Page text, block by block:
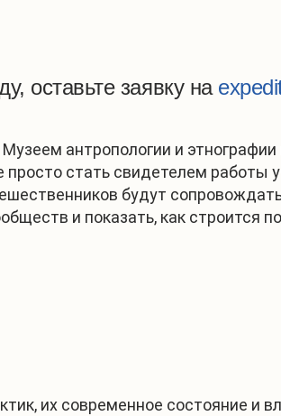
оставьте заявку на
антропологии и
стать свидетелем работы
будут
и показать, как строится
их современное состояние и